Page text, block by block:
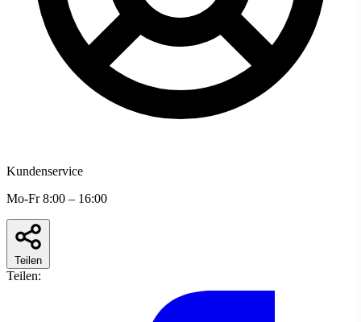
Kundenservice
Mo-Fr 8:00 – 16:00
Teilen
Teilen: